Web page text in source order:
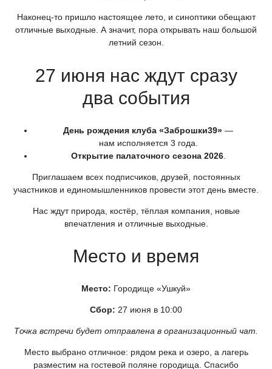
Наконец-то пришло настоящее лето, и синоптики обещают
отличные выходные. А значит, пора открывать наш большой
летний сезон.
27 июня нас ждут сразу
два события
День рождения клуба «Заброшки39» —
нам исполняется 3 года.
Открытие палаточного сезона 2026.
Приглашаем всех подписчиков, друзей, постоянных
участников и единомышленников провести этот день вместе.
Нас ждут природа, костёр, тёплая компания, новые
впечатления и отличные выходные.
Место и время
Место: Городище «Ушкуй»
Сбор: 27 июня в 10:00
Точка встречи будет отправлена в организационный чат.
Место выбрано отличное: рядом река и озеро, а лагерь
разместим на гостевой поляне городища. Спасибо